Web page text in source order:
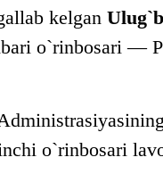
kelgan
o`rinbosari —
o`rinbosari